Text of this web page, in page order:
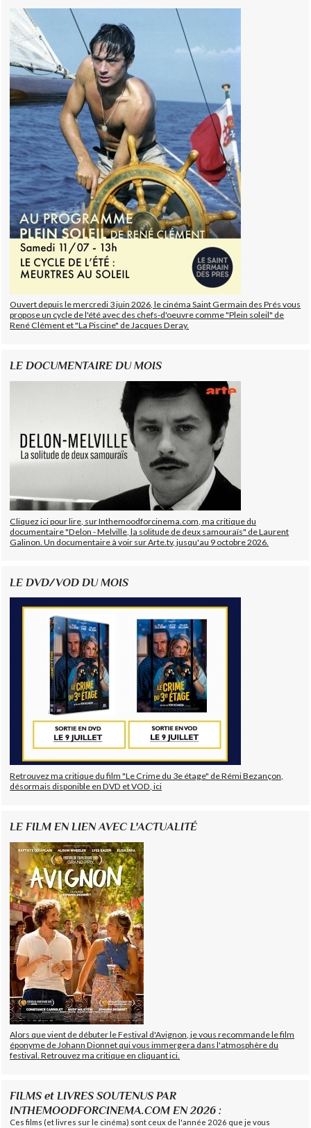
Ouvert depuis le mercredi 3 juin 2026, le cinéma Saint Germain des Prés vous
propose un cycle de l'été avec des chefs-d'oeuvre comme "Plein soleil" de
René Clément et "La Piscine" de Jacques Deray.
LE DOCUMENTAIRE DU MOIS
Cliquez ici pour lire, sur Inthemoodforcinema.com, ma critique du
documentaire "Delon - Melville, la solitude de deux samouraïs" de Laurent
Galinon. Un documentaire à voir sur Arte.tv, jusqu'au 9 octobre 2026.
LE DVD/VOD DU MOIS
Retrouvez ma critique du film "Le Crime du 3e étage" de Rémi Bezançon,
désormais disponible en DVD et VOD, ici
LE FILM EN LIEN AVEC L'ACTUALITÉ
Alors que vient de débuter le Festival d'Avignon, je vous recommande le film
éponyme de Johann Dionnet qui vous immergera dans l'atmosphère du
festival. Retrouvez ma critique en cliquant ici.
FILMS et LIVRES SOUTENUS PAR
INTHEMOODFORCINEMA.COM EN 2026 :
Ces films (et livres sur le cinéma) sont ceux de l'année 2026 que je vous